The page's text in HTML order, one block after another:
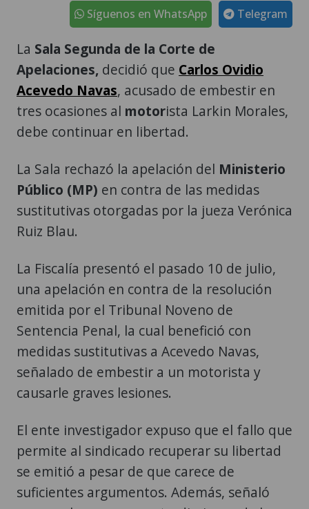
Telegram
Síguenos en WhatsApp
La Sala Segunda de la Corte de
Apelaciones, decidió que Carlos Ovidio
Acevedo Navas, acusado de embestir en
tres ocasiones al motorista Larkin Morales,
debe continuar en libertad.
La Sala rechazó la apelación del Ministerio
Público (MP) en contra de las medidas
sustitutivas otorgadas por la jueza Verónica
Ruiz Blau.
La Fiscalía presentó el pasado 10 de julio,
una apelación en contra de la resolución
emitida por el Tribunal Noveno de
Sentencia Penal, la cual benefició con
medidas sustitutivas a Acevedo Navas,
señalado de embestir a un motorista y
causarle graves lesiones.
El ente investigador expuso que el fallo que
permite al sindicado recuperar su libertad
se emitió a pesar de que carece de
suficientes argumentos. Además, señaló